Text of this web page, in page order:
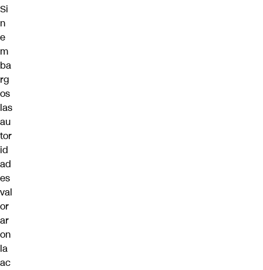
Si
n
e
m
ba
rg
os
las
au
tor
id
ad
es
val
or
ar
on
la
ac